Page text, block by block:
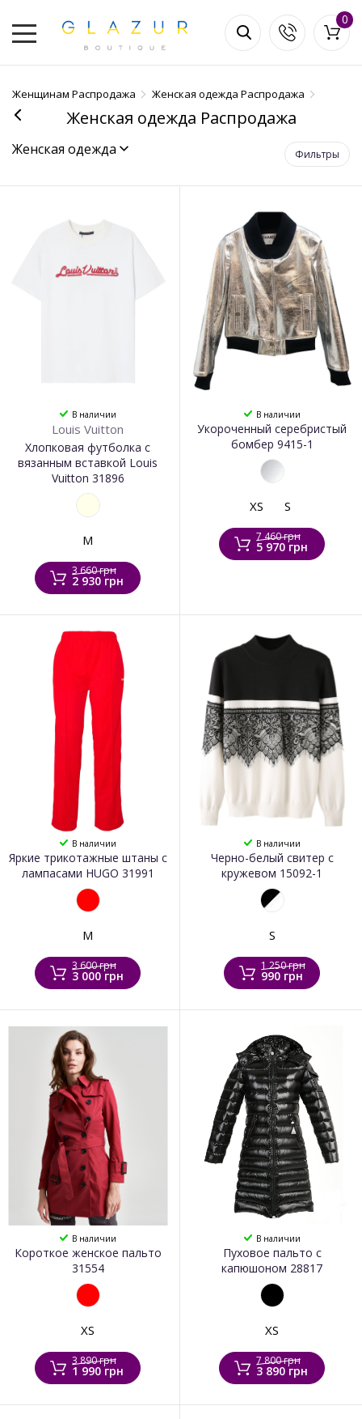
0
Женщинам Распродажа Женская одежда Распродажа
Женская одежда
Женская одежда Распродажа
Фильтры
В наличии
Louis Vuitton
Хлопковая футболка с
вязанным вставкой Louis
Vuitton 31896
M
3 660 грн
2 930 грн
В наличии
Укороченный серебристый
бомбер 9415-1
XS S
7 460 грн
5 970 грн
В наличии
Яркие трикотажные штаны с
лампасами HUGO 31991
M
3 600 грн
3 000 грн
В наличии
Черно-белый свитер с
кружевом 15092-1
S
1 250 грн
990 грн
В наличии
Короткое женское пальто
31554
XS
3 890 грн
1 990 грн
В наличии
Пуховое пальто с
капюшоном 28817
XS
7 800 грн
3 890 грн